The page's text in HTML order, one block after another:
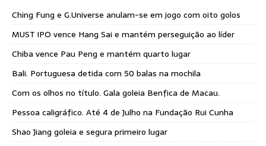
Ching Fung e G.Universe anulam-se em jogo com oito golos
MUST IPO vence Hang Sai e mantém perseguição ao líder
Chiba vence Pau Peng e mantém quarto lugar
Bali. Portuguesa detida com 50 balas na mochila
Com os olhos no título. Gala goleia Benfica de Macau.
Pessoa caligráfico. Até 4 de Julho na Fundação Rui Cunha
Shao Jiang goleia e segura primeiro lugar